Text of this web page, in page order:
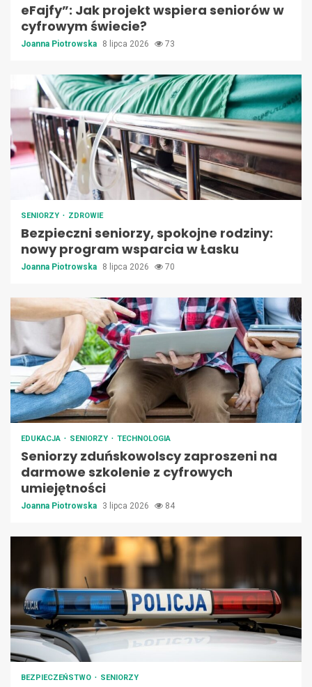
eFajfy”: Jak projekt wspiera seniorów w
cyfrowym świecie?
Joanna Piotrowska 8 lipca 2026 73
SENIORZY ZDROWIE
Bezpieczni seniorzy, spokojne rodziny:
nowy program wsparcia w Łasku
Joanna Piotrowska 8 lipca 2026 70
EDUKACJA SENIORZY TECHNOLOGIA
Seniorzy zduńskowolscy zaproszeni na
darmowe szkolenie z cyfrowych
umiejętności
Joanna Piotrowska 3 lipca 2026 84
BEZPIECZEŃSTWO SENIORZY